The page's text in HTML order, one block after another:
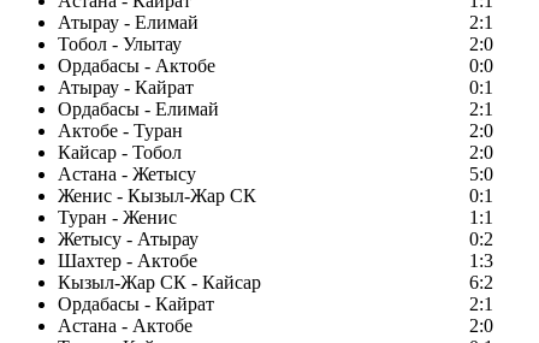
Атырау - Елимай
2:1
Тобол - Улытау
2:0
Ордабасы - Актобе
0:0
Атырау - Кайрат
0:1
Ордабасы - Елимай
2:1
Актобе - Туран
2:0
Кайсар - Тобол
2:0
Астана - Жетысу
5:0
Женис - Кызыл-Жар СК
0:1
Туран - Женис
1:1
Жетысу - Атырау
0:2
Шахтер - Актобе
1:3
Кызыл-Жар СК - Кайсар
6:2
Ордабасы - Кайрат
2:1
Астана - Актобе
2:0